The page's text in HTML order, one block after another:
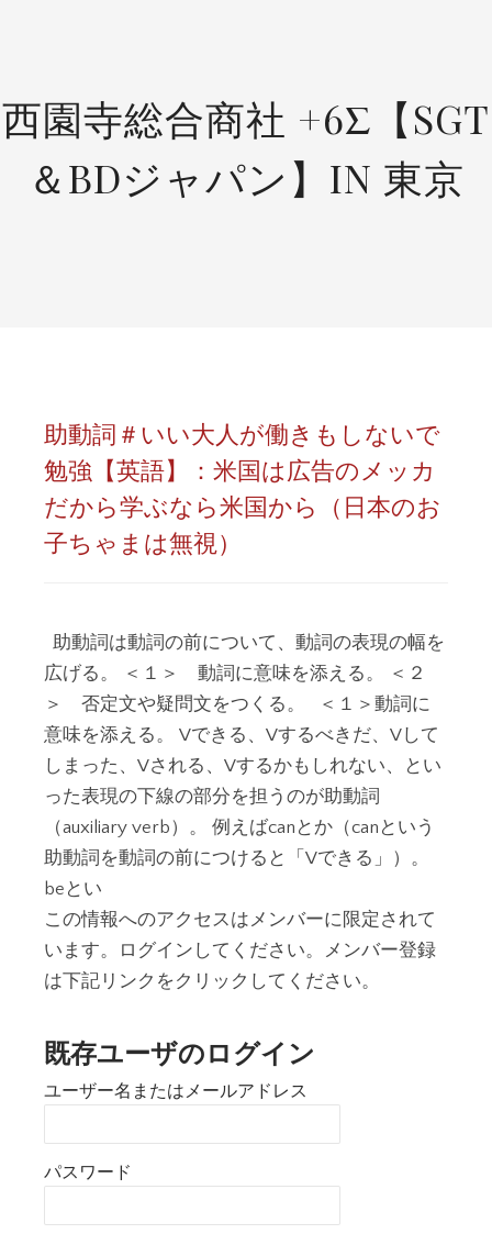
西園寺総合商社 +6Σ【SGT
＆BDジャパン】IN 東京
助動詞＃いい大人が働きもしないで
勉強【英語】：米国は広告のメッカ
だから学ぶなら米国から（日本のお
子ちゃまは無視）
助動詞は動詞の前について、動詞の表現の幅を
広げる。 ＜１＞ 動詞に意味を添える。 ＜２
＞ 否定文や疑問文をつくる。 ＜１＞動詞に
意味を添える。 Vできる、Vするべきだ、Vして
しまった、Vされる、Vするかもしれない、とい
った表現の下線の部分を担うのが助動詞
（auxiliary verb）。 例えばcanとか（canという
助動詞を動詞の前につけると「Vできる」）。
beとい
この情報へのアクセスはメンバーに限定されて
います。ログインしてください。メンバー登録
は下記リンクをクリックしてください。
既存ユーザのログイン
ユーザー名またはメールアドレス
パスワード